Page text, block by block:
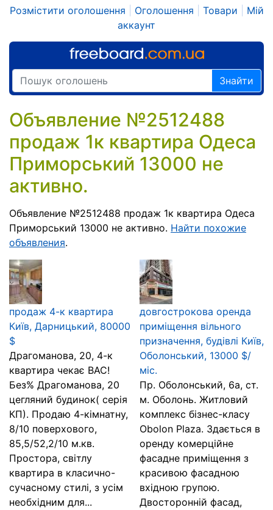
Розмістити оголошення Оголошення Товари
Мій
аккаунт
Знайти
Объявление №2512488
продаж 1к квартира Одеса
Приморський 13000 не
активно.
Объявление №2512488 продаж 1к квартира Одеса
Приморський 13000 не активно. Найти похожие
объявления.
продаж 4-к квартира
Київ, Дарницький, 80000
$
Драгоманова, 20, 4-к
квартира чекає ВАС!
Без% Драгоманова, 20
цегляний будинок( серія
КП). Продаю 4-кімнатну,
8/10 поверхового,
85,5/52,2/10 м.кв.
Простора, світлу
квартира в класично-
сучасному стилі, з усім
необхідним для...
довгострокова оренда
приміщення вільного
призначення, будівлі Київ,
Оболонський, 13000 $/
міс.
Пр. Оболонський, 6а, ст.
м. Оболонь. Житловий
комплекс бізнес-класу
Obolon Plaza. Здається в
оренду комерційне
фасадне приміщення з
красивою фасадною
вхідною групою.
Двосторонній фасад,